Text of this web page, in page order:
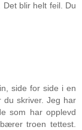
blir helt feil. Du
side for side i en
du skriver. Jeg har
som har opplevd
troen tettest.